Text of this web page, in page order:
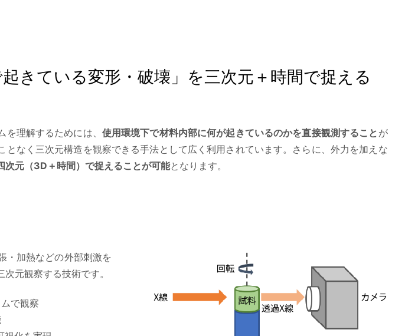
きている変形・破壊」を三次元＋時間で捉える
理解するためには、 使用環境下で材料内部に何が起きているのかを直接観測すること が
となく三次元構造を観察できる手法として広く利用されています。さらに、外力を加えな
次元（3D＋時間）で捉えることが可能となります。
・加熱などの外部刺激を
元観察する技術です。
で観察